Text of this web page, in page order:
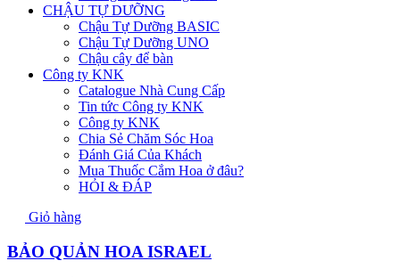
CHẬU TỰ DƯỠNG
Chậu Tự Dưỡng BASIC
Chậu Tự Dưỡng UNO
Chậu cây để bàn
Công ty KNK
Catalogue Nhà Cung Cấp
Tin tức Công ty KNK
Công ty KNK
Chia Sẻ Chăm Sóc Hoa
Đánh Giá Của Khách
Mua Thuốc Cắm Hoa ở đâu?
HỎI & ĐÁP
Giỏ hàng
BẢO QUẢN HOA ISRAEL